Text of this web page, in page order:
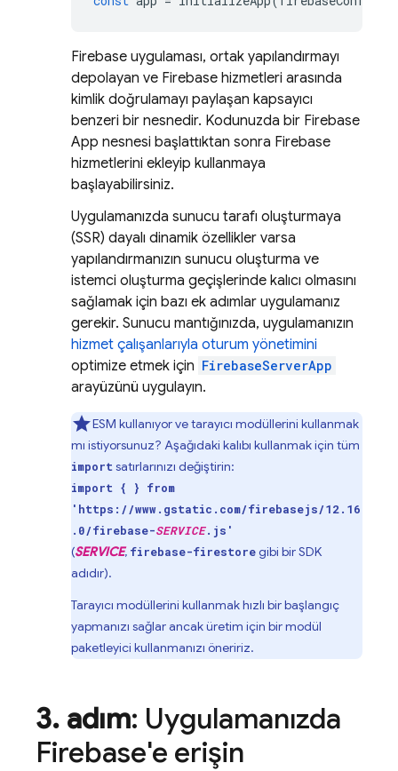
Firebase uygulaması, ortak yapılandırmayı
depolayan ve Firebase hizmetleri arasında
kimlik doğrulamayı paylaşan kapsayıcı
benzeri bir nesnedir. Kodunuzda bir Firebase
App nesnesi başlattıktan sonra Firebase
hizmetlerini ekleyip kullanmaya
başlayabilirsiniz.
Uygulamanızda sunucu tarafı oluşturmaya
(SSR) dayalı dinamik özellikler varsa
yapılandırmanızın sunucu oluşturma ve
istemci oluşturma geçişlerinde kalıcı olmasını
sağlamak için bazı ek adımlar uygulamanız
gerekir. Sunucu mantığınızda, uygulamanızın
hizmet çalışanlarıyla oturum yönetimini
optimize etmek için FirebaseServerApp
arayüzünü uygulayın.
ESM kullanıyor ve tarayıcı modüllerini kullanmak
mı istiyorsunuz? Aşağıdaki kalıbı kullanmak için tüm
import satırlarınızı değiştirin:
import { } from
'https://www.gstatic.com/firebasejs/12.16
.0/firebase-SERVICE.js'
(SERVICE, firebase-firestoregibi bir SDK
adıdır).
Tarayıcı modüllerini kullanmak hızlı bir başlangıç
yapmanızı sağlar ancak üretim için bir modül
paketleyici kullanmanızı öneririz.
3. adım: Uygulamanızda
Firebase'e erişin